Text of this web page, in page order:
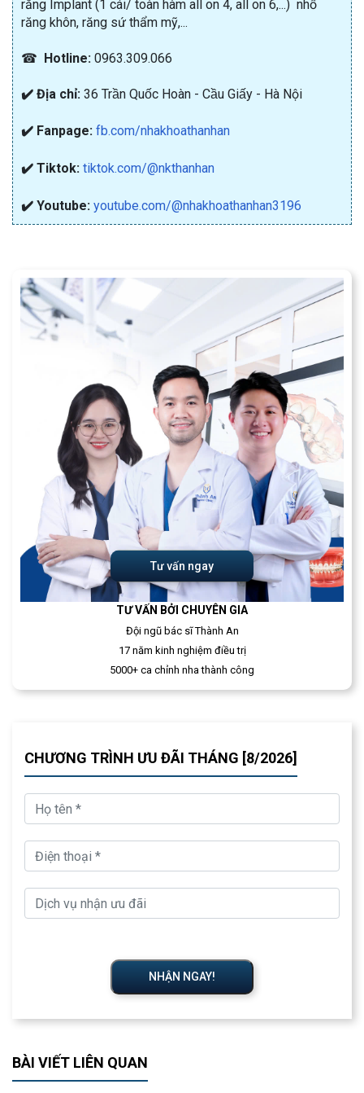
răng Implant (1 cái/ toàn hàm all on 4, all on 6,...) nhổ
răng khôn, răng sứ thẩm mỹ,...
☎ Hotline: 0963.309.066
✔️ Địa chỉ: 36 Trần Quốc Hoàn - Cầu Giấy - Hà Nội
✔️ Fanpage: fb.com/nhakhoathanhan
✔️ Tiktok: tiktok.com/@nkthanhan
✔️ Youtube: youtube.com/@nhakhoathanhan3196
Tư vấn ngay
TƯ VẤN BỞI CHUYÊN GIA
Đội ngũ bác sĩ Thành An
17 năm kinh nghiệm điều trị
5000+ ca chỉnh nha thành công
CHƯƠNG TRÌNH ƯU ĐÃI THÁNG [8/2026]
NHẬN NGAY!
BÀI VIẾT LIÊN QUAN